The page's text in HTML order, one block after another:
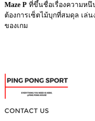
Maze P ที่ขึ้นชื่อเรื่องความหนึ
ต้องการเซ็ตไม้บุกที่สมดุล เล่
ของเกม
CONTACT US